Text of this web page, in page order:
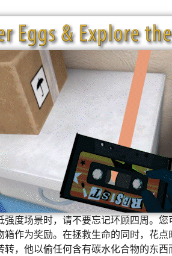
强度场景时，请不要忘记环顾四周。
箱作为奖励。在拯救生命的同时，花
，他以偷任何含有碳水化合物的东西